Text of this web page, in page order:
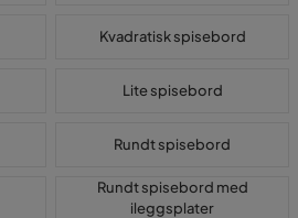
Kvadratisk spisebord
Lite spisebord
Rundt spisebord
Rundt spisebord med
ileggsplater